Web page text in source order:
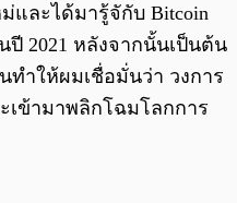
และได้มารู้จักับ Bitcoin
ปี 2021 หลังจากนั้นเป็นต้น
ทำให้ผมเชื่อมั่นว่า วงการ
ข้ามาพลิกโฉมโลกการ